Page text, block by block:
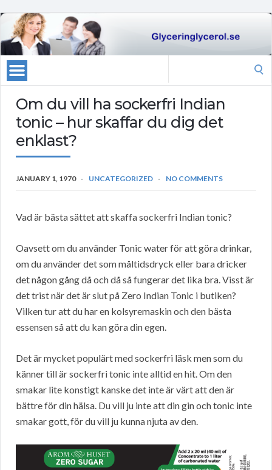
Om du vill ha sockerfri Indian
tonic – hur skaffar du dig det
enklast?
JANUARY 1, 1970 UNCATEGORIZED NO COMMENTS
Vad är bästa sättet att skaffa sockerfri Indian tonic?
Oavsett om du använder Tonic water för att göra drinkar,
om du använder det som måltidsdryck eller bara dricker
det någon gång då och då så fungerar det lika bra. Visst är
det trist när det är slut på Zero Indian Tonic i butiken?
Vilken tur att du har en kolsyremaskin och den bästa
essensen så att du kan göra din egen.
Det är mycket populärt med sockerfri läsk men som du
känner till är sockerfri tonic inte alltid en hit. Om den
smakar lite konstigt kanske det inte är värt att den är
bättre för din hälsa. Du vill ju inte att din gin och tonic inte
smakar gott, för du vill ju kunna njuta av den.